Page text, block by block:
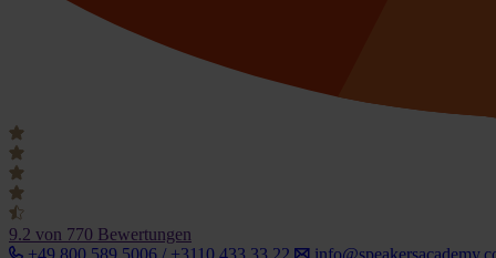
9.2 von 770 Bewertungen
+49 800 589 5006 / +3110 433 33 22